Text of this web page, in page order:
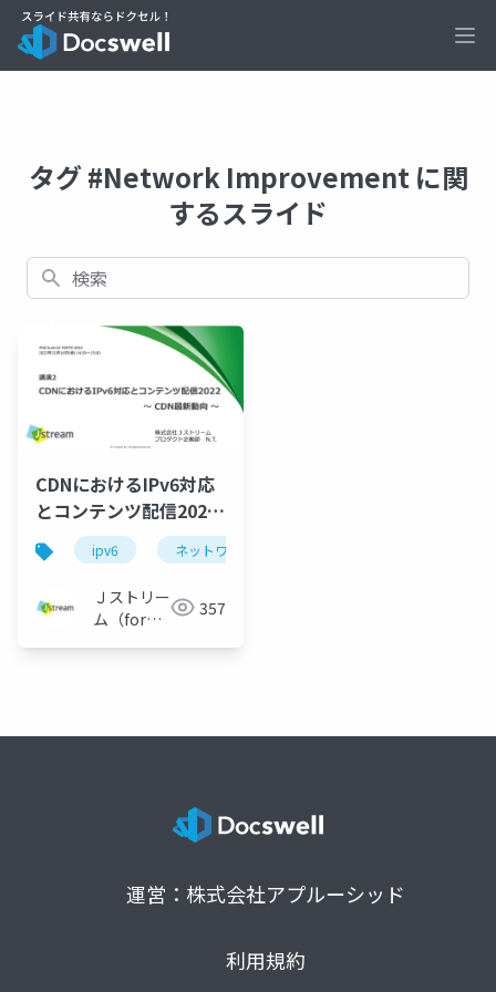
タグ #Network Improvement に関
するスライド
検索
CDNにおけるIPv6対応
とコンテンツ配信2022
～ CDN最新動向 ～
ipv6 ネットワーク
Ｊストリー
ム（for
357
運営：株式会社アプルーシッド
利用規約